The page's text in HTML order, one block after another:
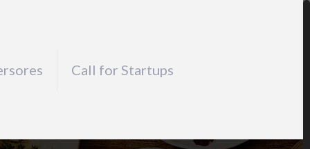
Call for Startups